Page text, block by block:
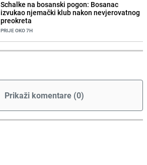
Schalke na bosanski pogon: Bosanac
izvukao njemački klub nakon nevjerovatnog
preokreta
PRIJE OKO 7H
Prikaži komentare (0)